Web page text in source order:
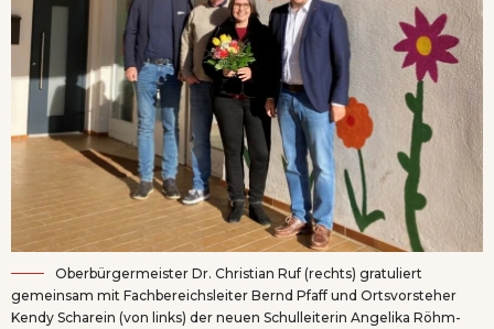
Oberbürgermeister Dr. Christian Ruf (rechts) gratuliert
gemeinsam mit Fachbereichsleiter Bernd Pfaff und Ortsvorsteher
Kendy Scharein (von links) der neuen Schulleiterin Angelika Röhm-